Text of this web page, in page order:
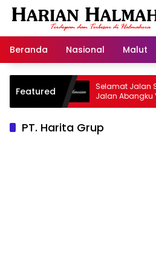
Langsung
Beranda
Nasional Malut
Featured
Selamat Jalan Sang
Jalan Abangku Yuslam
PT. Harita Grup